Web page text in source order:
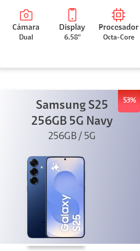
Cámara
Dual
Display
6.58"
Procesador
Octa-Core
53%
Samsung S25
256GB 5G Navy
256GB / 5G